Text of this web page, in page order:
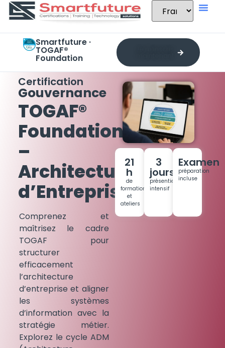
Smartfuture ·
TOGAF®
Foundation
Certification
Gouvernance
TOGAF®
Foundation
–
Architecture
d’Entreprise
Comprenez et
maîtrisez le cadre
TOGAF pour
structurer
efficacement
l’architecture
d’entreprise et aligner
les systèmes
d’information avec la
stratégie métier.
Explorez le cycle ADM
21
h
de
formation
et
ateliers
3
jours
présentiel
intensif
Examen
préparation
incluse